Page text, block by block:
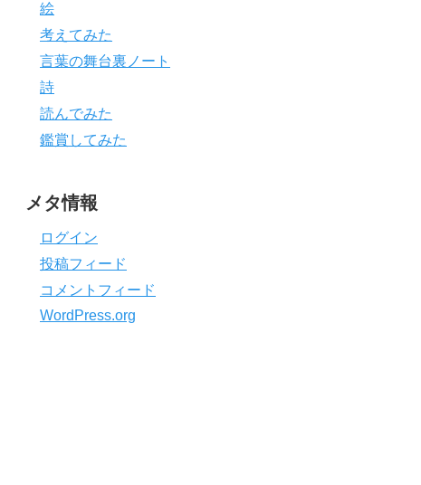
絵
考えてみた
言葉の舞台裏ノート
詩
読んでみた
鑑賞してみた
メタ情報
ログイン
投稿フィード
コメントフィード
WordPress.org